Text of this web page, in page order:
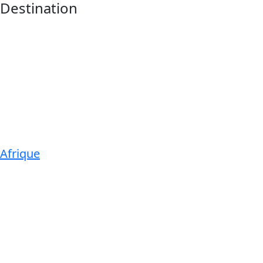
Destination
Afrique